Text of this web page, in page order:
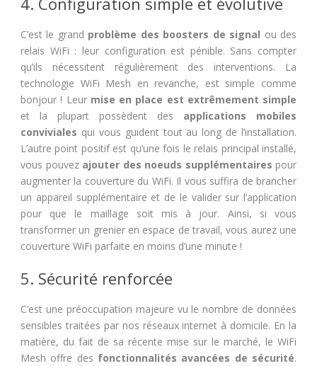
C’est le grand problème des boosters de signal ou des
relais WiFi : leur configuration est pénible. Sans compter
qu’ils nécessitent régulièrement des interventions. La
technologie WiFi Mesh en revanche, est simple comme
bonjour ! Leur mise en place est extrêmement simple
et la plupart possèdent des applications mobiles
conviviales qui vous guident tout au long de l’installation.
L’autre point positif est qu’une fois le relais principal installé,
vous pouvez ajouter des noeuds supplémentaires pour
augmenter la couverture du WiFi. Il vous suffira de brancher
un appareil supplémentaire et de le valider sur l’application
pour que le maillage soit mis à jour. Ainsi, si vous
transformer un grenier en espace de travail, vous aurez une
couverture WiFi parfaite en moins d’une minute !
5. Sécurité renforcée
C’est une préoccupation majeure vu le nombre de données
sensibles traitées par nos réseaux internet à domicile. En la
matière, du fait de sa récente mise sur le marché, le WiFi
Mesh offre des fonctionnalités avancées de sécurité.